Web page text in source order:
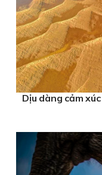
Dịu dàng cảm xúc